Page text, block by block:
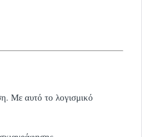
Με αυτό το λογισμικό